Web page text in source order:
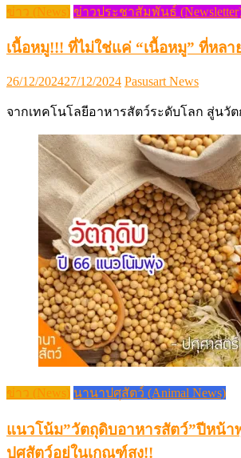
ข่าว (News) ข่าวประชาสัมพันธ์
เนื้อหมู!!! ที่ไม่ใช่แค่ “เนื้อหมู” ที่หล
Posted
26/12/202427/12/2024 Author
Pasusart News
จากเทคโนโลยีอาหารสัตว์ระดับโลก สู่นวั
ข่าว (News) นานาปศุสัตว์ (Animal News)
แนวโน้ม”วัตถุดิบอาหารสัตว์”ปีหน้า
ปศุสัตว์อยู่ในเกณฑ์สูง!!